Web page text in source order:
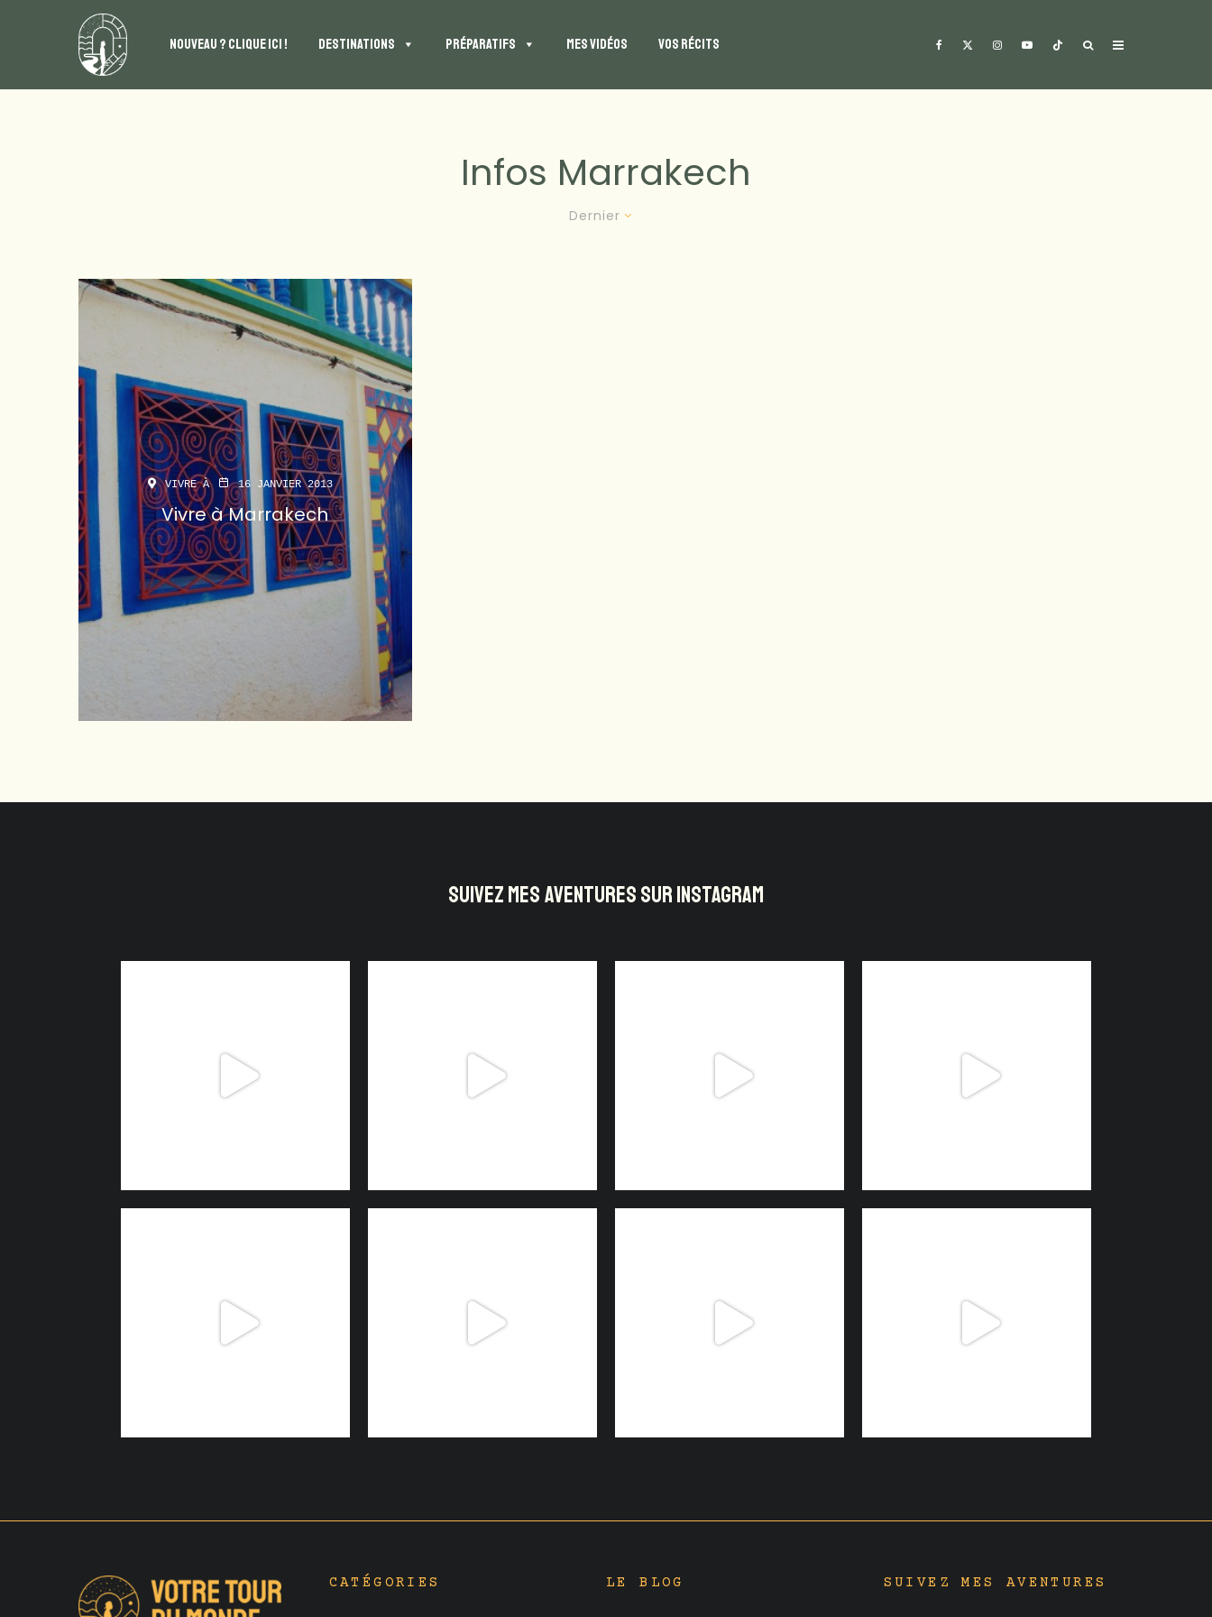
NOUVEAU ? CLIQUE ICI ! DESTINATIONS PRÉPARATIFS MES VIDÉOS VOS RÉCITS
Infos Marrakech
Dernier
VIVRE À 16 JANVIER 2013
Vivre à Marrakech
SUIVEZ MES AVENTURES SUR INSTAGRAM
CATÉGORIES LE BLOG SUIVEZ MES AVENTURES